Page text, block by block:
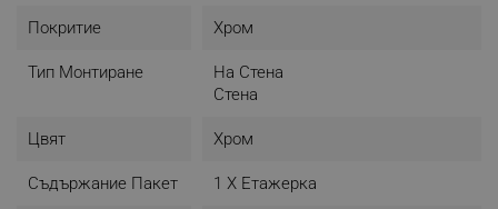
Покритие Хром
Тип Монтиране
На Стена
Стена
Цвят Хром
Съдържание Пакет 1 X Етажерка